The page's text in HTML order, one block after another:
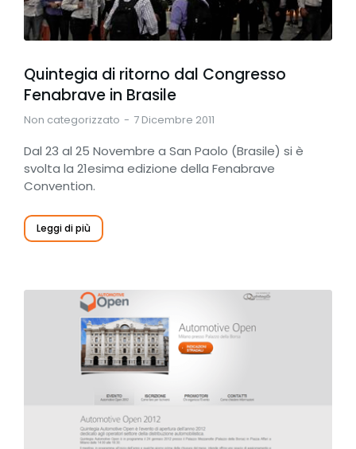
Quintegia di ritorno dal Congresso
Fenabrave in Brasile
Non categorizzato 7 Dicembre 2011
Dal 23 al 25 Novembre a San Paolo (Brasile) si è
svolta la 21esima edizione della Fenabrave
Convention.
Leggi di più